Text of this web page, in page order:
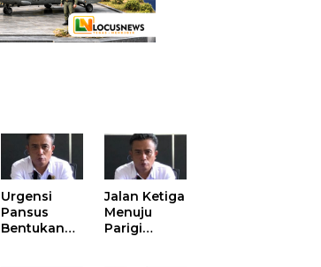
Urgensi
Pansus
Bentukan
Jalan Ketiga
Menuju
Parigi